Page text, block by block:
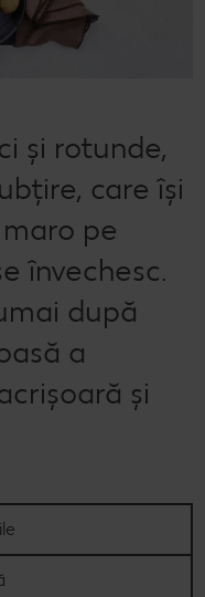
și preț mic
și rotunde,
care își
pe
învechesc.
după
a
și